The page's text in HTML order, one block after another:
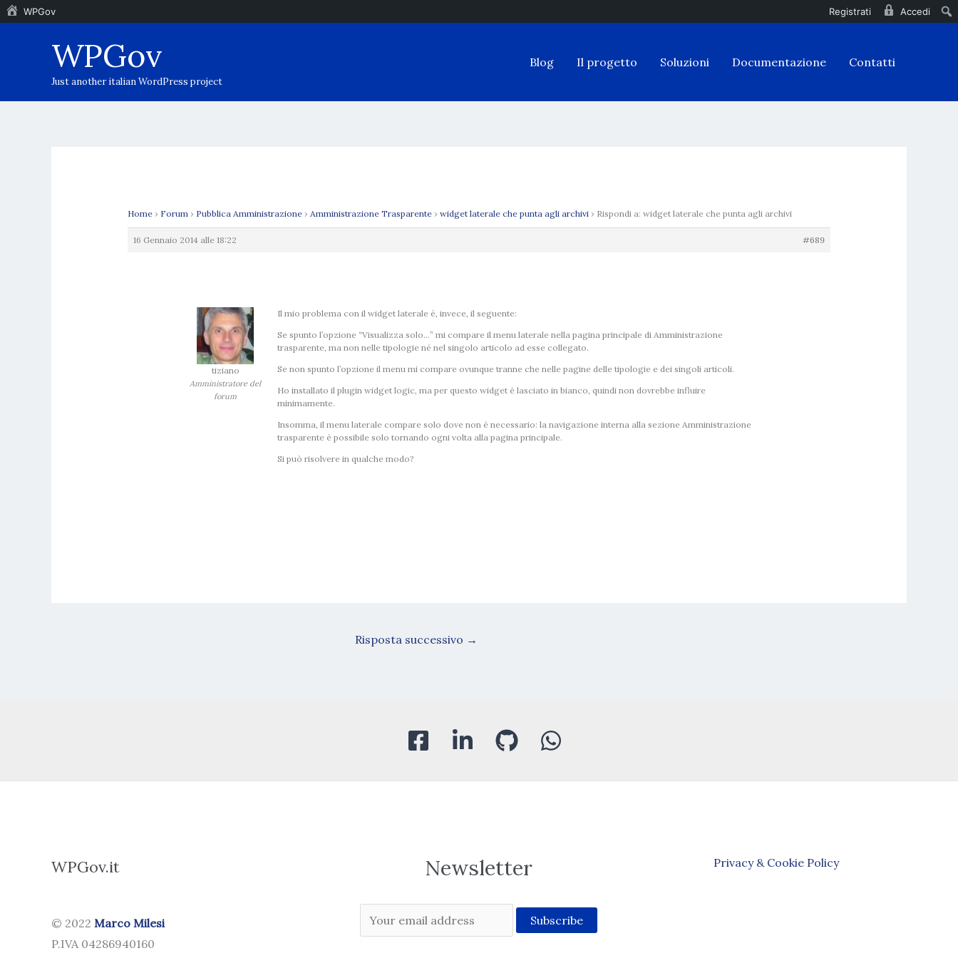
WPGov Registrati Accedi
WPGov
Just another italian WordPress project
Blog Il progetto Soluzioni Documentazione Contatti
Home › Forum › Pubblica Amministrazione › Amministrazione Trasparente › widget laterale che punta agli archivi › Rispondi a: widget laterale che punta agli archivi
16 Gennaio 2014 alle 18:22 #689
tiziano
Amministratore del
forum
Il mio problema con il widget laterale è, invece, il seguente:
Se spunto l’opzione “Visualizza solo…” mi compare il menu laterale nella pagina principale di Amministrazione
trasparente, ma non nelle tipologie né nel singolo articolo ad esse collegato.
Se non spunto l’opzione il menu mi compare ovunque tranne che nelle pagine delle tipologie e dei singoli articoli.
Ho installato il plugin widget logic, ma per questo widget è lasciato in bianco, quindi non dovrebbe influire
minimamente.
Insomma, il menu laterale compare solo dove non è necessario: la navigazione interna alla sezione Amministrazione
trasparente è possibile solo tornando ogni volta alla pagina principale.
Si può risolvere in qualche modo?
Risposta successivo →
WPGov.it
© 2022 Marco Milesi
P.IVA 04286940160
Newsletter Privacy & Cookie Policy